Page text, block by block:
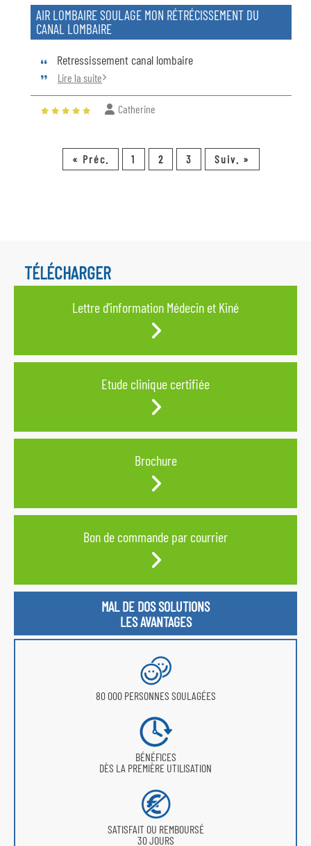
AIR LOMBAIRE SOULAGE MON RÉTRÉCISSEMENT DU
CANAL LOMBAIRE
Retressissement canal lombaire
Lire la suite
Catherine
« Préc. 1 2 3 Suiv. »
TÉLÉCHARGER
Lettre d'information Médecin et Kiné
Etude clinique certifiée
Brochure
Bon de commande par courrier
MAL DE DOS SOLUTIONS
LES AVANTAGES
80 000 PERSONNES SOULAGÉES
BÉNÉFICES
DÈS LA PREMIÈRE UTILISATION
SATISFAIT OU REMBOURSÉ
30 JOURS